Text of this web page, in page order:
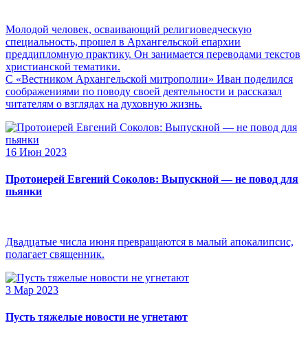
Молодой человек, осваивающий религиоведческую
специальность, прошел в Архангельской епархии
преддипломную практику. Он занимается переводами текстов
христианской тематики.
С «Вестником Архангельской митрополии» Иван поделился
соображениями по поводу своей деятельности и рассказал
читателям о взглядах на духовную жизнь.
16 Июн 2023
Протоиерей Евгений Соколов: Выпускной — не повод для
пьянки
Двадцатые числа июня превращаются в малый апокалипсис,
полагает священник.
3 Мар 2023
Пусть тяжелые новости не угнетают